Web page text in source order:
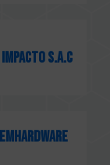
IMPACTO S.A.C